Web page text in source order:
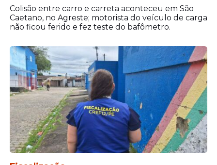
O resultado final está previsto para ser
divulgado em 20 de julho de 2026. As
convocações ocorrerão de acordo com o
surgimento de vagas durante o prazo de
validade da seleção.
Colisão entre carro e carreta aconteceu em São
Caetano, no Agreste; motorista do veículo de carga
não ficou ferido e fez teste do bafômetro.